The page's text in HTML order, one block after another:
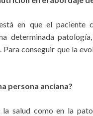
en que el paciente
determinada
. Para conseguir que la
persona anciana?
salud como en la